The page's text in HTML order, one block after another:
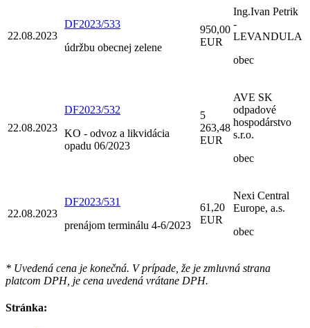
22.08.2023
DF2023/533
údržbu obecnej zelene
950,00
EUR
Ing.Ivan Petrik
-
LEVANDULA
obec
22.08.2023
DF2023/532
KO - odvoz a likvidácia
opadu 06/2023
5
263,48
EUR
AVE SK
odpadové
hospodárstvo
s.r.o.
obec
22.08.2023
DF2023/531
prenájom terminálu 4-6/2023
61,20
EUR
Nexi Central
Europe, a.s.
obec
* Uvedená cena je konečná. V prípade, že je zmluvná strana
platcom DPH, je cena uvedená vrátane DPH.
Stránka: